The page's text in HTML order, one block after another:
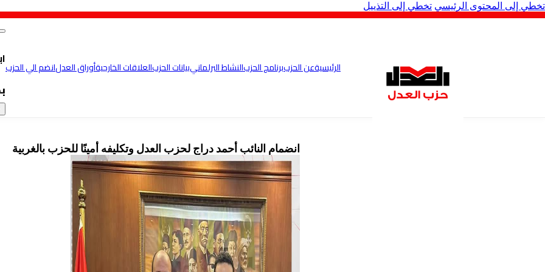
تخطي إلى المحتوى الرئيسي تخطي إلى التذييل
الرئيسيةعن الحزببرنامج الحزبالنشاط البرلمانيبيانات الحزبالعلاقات الخارجيةأوراق العدلانضم الي الحزب
انضمام النائب أحمد دراج لحزب العدل وتكليفه أمينًا للحزب بالغربية